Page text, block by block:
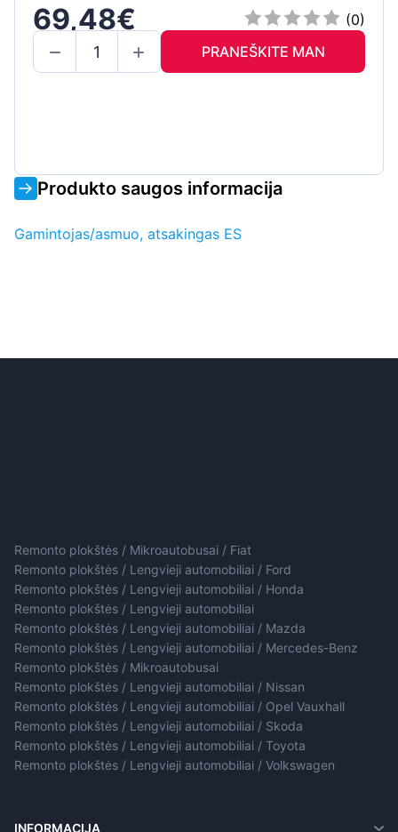
69,48€
(0)
PRANEŠKITE MAN
Produkto saugos informacija
Gamintojas/asmuo, atsakingas ES
Remonto plokštės / Mikroautobusai / Fiat
Remonto plokštės / Lengvieji automobiliai / Ford
Remonto plokštės / Lengvieji automobiliai / Honda
Remonto plokštės / Lengvieji automobiliai
Remonto plokštės / Lengvieji automobiliai / Mazda
Remonto plokštės / Lengvieji automobiliai / Mercedes-Benz
Remonto plokštės / Mikroautobusai
Remonto plokštės / Lengvieji automobiliai / Nissan
Remonto plokštės / Lengvieji automobiliai / Opel Vauxhall
Remonto plokštės / Lengvieji automobiliai / Skoda
Remonto plokštės / Lengvieji automobiliai / Toyota
Remonto plokštės / Lengvieji automobiliai / Volkswagen
INFORMACIJA